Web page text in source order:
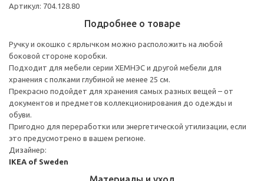
Артикул: 704.128.80
Подробнее о товаре
Ручку и окошко с ярлычком можно расположить на любой
боковой стороне коробки.
Подходит для мебели серии ХЕМНЭС и другой мебели для
хранения с полками глубиной не менее 25 см.
Прекрасно подойдет для хранения самых разных вещей – от
документов и предметов коллекционирования до одежды и
обуви.
Пригодно для переработки или энергетической утилизации, если
это предусмотрено в вашем регионе.
Дизайнер:
IKEA of Sweden